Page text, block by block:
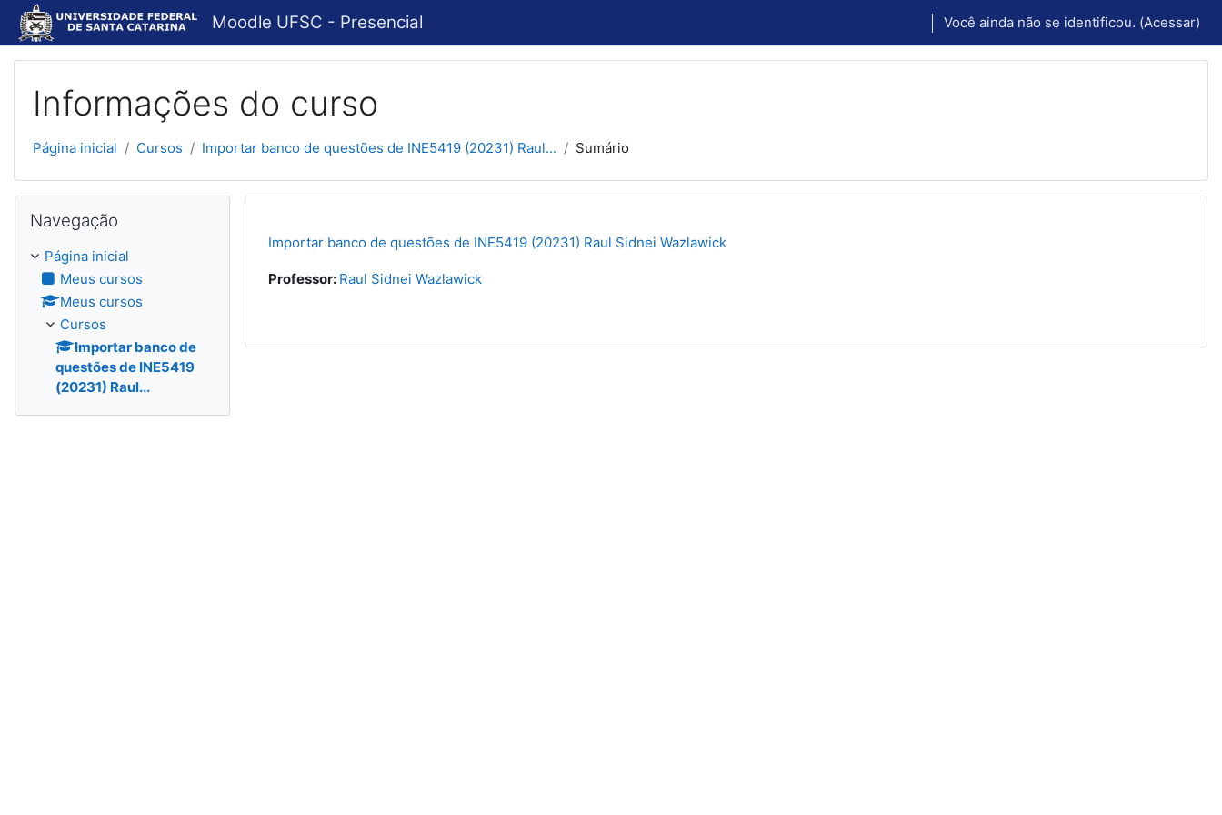
Ir para o conteúdo principal
Moodle UFSC - Presencial Você ainda não se identificou. (Acessar)
Informações do curso
Página inicial Cursos Importar banco de questões de INE5419 (20231) Raul... Sumário
Importar banco de questões de INE5419 (20231) Raul Sidnei Wazlawick
Professor: Raul Sidnei Wazlawick
Navegação
Página inicial
Meus cursos
Meus cursos
Cursos
Importar banco de
questões de INE5419
(20231) Raul...